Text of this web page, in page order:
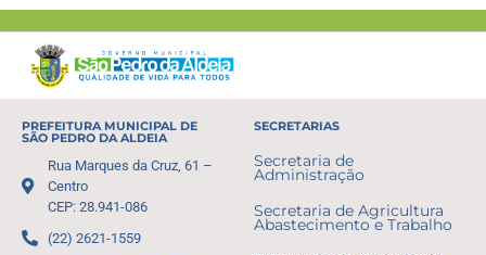
PREFEITURA MUNICIPAL DE
SÃO PEDRO DA ALDEIA
Rua Marques da Cruz, 61 –
Centro
CEP: 28.941-086
(22) 2621-1559
SECRETARIAS
Secretaria de
Administração
Secretaria de Agricultura
Abastecimento e Trabalho